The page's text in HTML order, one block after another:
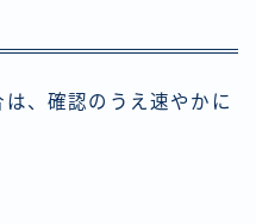
、確認のうえ速やかに